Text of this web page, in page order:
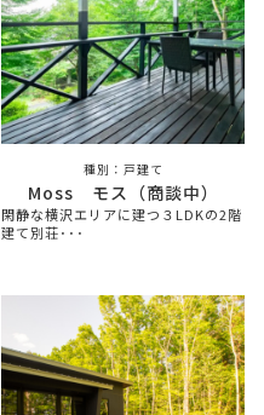
戸建て
Moss モス（商談中）
閑静な横沢エリアに建つ３LDKの2階
建て別荘･･･